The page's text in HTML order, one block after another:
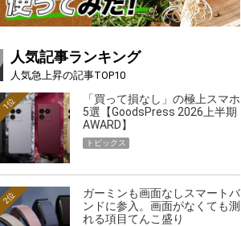
人気記事ランキング
人気急上昇の記事TOP10
「買って損なし」の極上スマホ
5選【GoodsPress 2026上半期
AWARD】
1位
トピックス
ガーミンも画面なしスマートバ
ンドに参入。画面がなくても測
れる項目てんこ盛り
2位